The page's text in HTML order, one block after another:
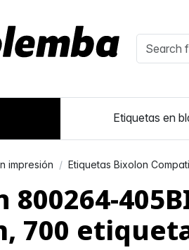
Etiquetas en
impresión Etiquetas Bixolon
800264-
700